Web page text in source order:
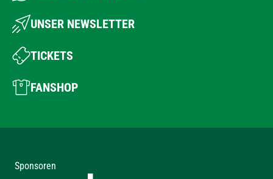
UNSER NEWSLETTER
TICKETS
FANSHOP
Sponsoren